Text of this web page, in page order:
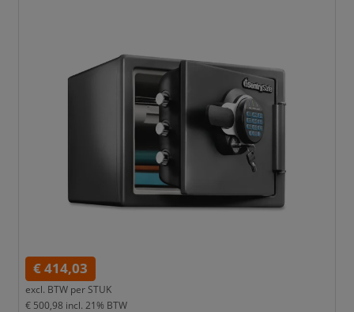
€ 414,03
excl. BTW per STUK
€ 500,98 incl. 21% BTW